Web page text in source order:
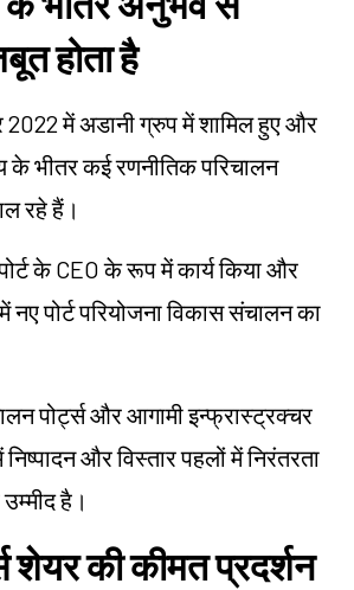
होता है
में अडानी ग्रुप में शामिल हुए और
के भीतर कई रणनीतिक परिचालन
रहे हैं।
के CEO के रूप में कार्य किया और
में नए पोर्ट परियोजना विकास संचालन का
पोर्ट्स और आगामी इन्फ्रास्ट्रक्चर
और विस्तार पहलों में निरंतरता
है।
शेयर की कीमत प्रदर्शन